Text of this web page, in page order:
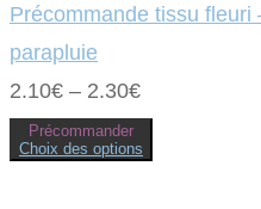
Précommande tissu fleuri
parapluie
2.10€ – 2.30€
Précommander
Choix des options
Ce